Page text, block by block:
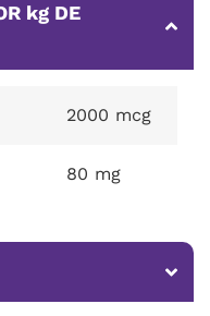
kg DE
2000 mcg
80 mg